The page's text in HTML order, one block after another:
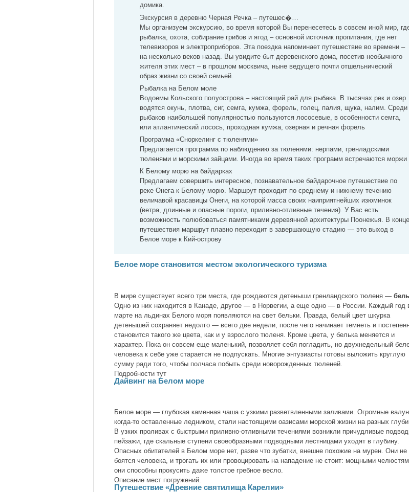
домика.
Экскурсия в деревню Черная Речка – путешес�…
Мы организуем экскурсию, во время которой Вы перенесетесь в совсем иной мир,
рыбалка, охота, собирание грибов и ягод – основной источник пропитания, где нет
телевизоров и электроприборов. Эта поездка напоминает путешествие во времени –
на несколько веков назад. Вы увидите быт деревенского дома, посетив необычного
жителя этих мест – в прошлом москвича, ныне ведущего почти отшельнический
образ жизни со своей семьей.
Рыбалка на Белом моле
Водоемы Кольского полуострова – настоящий рай для рыбака. В тысячах рек и озер
водятся окунь, плотва, сиг, семга, кумжа, форель, голец, палия, щука, налим. Среди
рыбаков наибольшей популярностью пользуются лососевые, в особенности семга,
или атлантический лосось, проходная кумжа, озерная и речная форель
Программа «Сноркелинг с тюленями»
Предлагается программа по наблюдению за тюленями: нерпами, гренладскими
тюленями и морскими зайцами. Иногда во время таких программ встречаются моржи
К Белому морю на байдарках
Предлагаем совершить интересное, познавательное байдарочное путешествие по
реке Онега к Белому морю. Маршрут проходит по среднему и нижнему течению
величавой красавицы Онеги, на которой масса своих наиприятнейших изюминок
(ветра, длинные и опасные пороги, приливно-отливные течения). У Вас есть
возможность полюбоваться памятниками деревянной архитектуры Поонежья. В конце
путешествия маршрут плавно переходит в завершающую стадию — это выход в
Белое море к Кий-острову
Белое море становится местом экологического туризма
В мире существует всего три места, где рождаются детеныши гренландского тюленя —
Одно из них находится в Канаде, другое — в Норвегии, а еще одно — в России. Каждый год
марте на льдинах Белого моря появляются на свет бельки. Правда, белый цвет шкурка
детенышей сохраняет недолго — всего две недели, после чего начинает темнеть и
становится такого же цвета, как и у взрослого тюленя. Кроме цвета, у белька меняется и
характер. Пока он совсем еще маленький, позволяет себя погладить, но двухнедельный
человека к себе уже старается не подпускать. Многие энтузиасты готовы выложить круглую
сумму ради того, чтобы полчаса побыть среди новорожденных тюленей.
Подробности тут
Дайвинг на Белом море
Белое море — глубокая каменная чаша с узкими разветвленными заливами. Огромные
когда-то оставленные ледником, стали настоящими оазисами морской жизни на разных
В узких проливах с быстрыми приливно-отливными течениями возникли причудливые
пейзажи, где скальные ступени своеобразными подводными лестницами уходят в глубину.
Опасных обитателей в Белом море нет, разве что зубатки, внешне похожие на мурен. Они не
боятся человека, и трогать их или провоцировать на нападение не стоит: мощными
они способны прокусить даже толстое гребное весло.
Описание мест погружений.
Путешествие «Древние святилища Карелии»